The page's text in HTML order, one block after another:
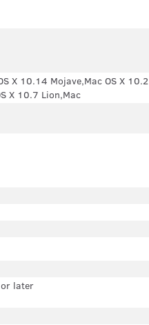
X 10.14 Mojave,Mac OS X 10.2
X 10.7 Lion,Mac
or later